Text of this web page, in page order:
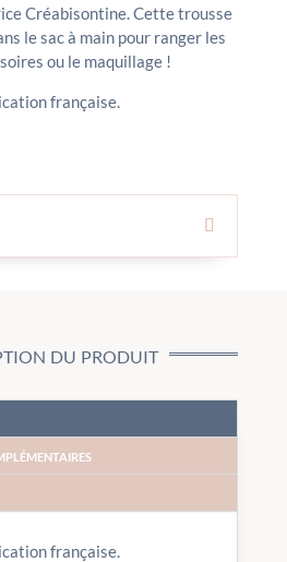
Créabisontine. Cette trousse
le sac à main pour ranger les
ou le maquillage !
française.
du produit
française.